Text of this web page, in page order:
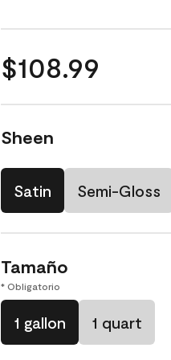
$108.99
Sheen
Satin Semi-Gloss
Tamaño
* Obligatorio
1 gallon 1 quart